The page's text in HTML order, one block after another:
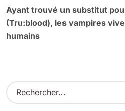
Ayant trouvé un substitut
(Tru:blood), les vampires
humains
R
e